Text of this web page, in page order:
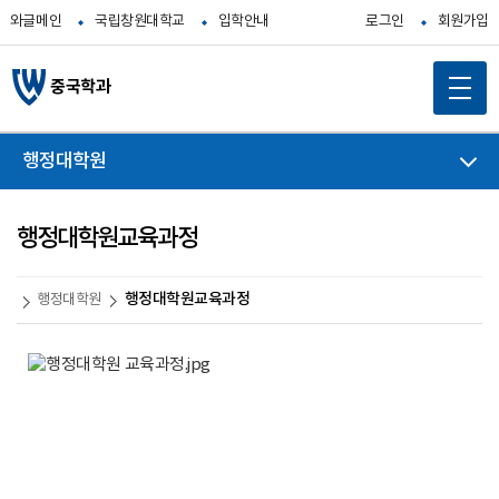
와글메인 국립창원대학교 입학안내 로그인 회원가입
중국학과
행정대학원
행정대학원교육과정
행정대학원 행정대학원교육과정